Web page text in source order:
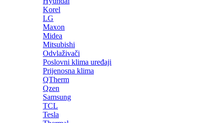
Korel
LG
Maxon
Midea
Mitsubishi
Odvlaživači
Poslovni klima uređaji
Prijenosna klima
QTherm
Qzen
Samsung
TCL
Tesla